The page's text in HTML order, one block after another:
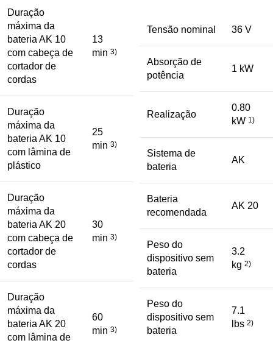
Duração
máxima da
bateria AK 10
com cabeça de
cortador de
cordas
13
min 3)
Duração
máxima da
bateria AK 10
com lâmina de
plástico
25
min 3)
Duração
máxima da
bateria AK 20
com cabeça de
cortador de
cordas
30
min 3)
Duração
máxima da
bateria AK 20
com lâmina de
60
min 3)
Tensão nominal 36 V
Absorção de
potência
1 kW
Realização
0.80
kW 1)
Sistema de
bateria
AK
Bateria
recomendada
AK 20
Peso do
dispositivo sem
bateria
3.2
kg 2)
Peso do
dispositivo sem
bateria
7.1
lbs 2)